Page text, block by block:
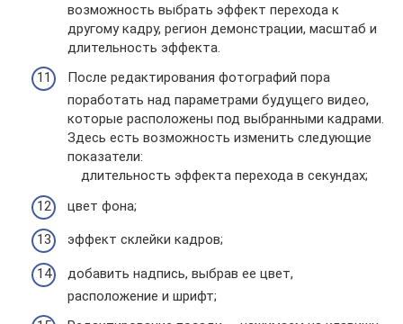
возможность выбрать эффект перехода к
другому кадру, регион демонстрации, масштаб и
длительность эффекта.
После редактирования фотографий пора
поработать над параметрами будущего видео,
которые расположены под выбранными кадрами.
Здесь есть возможность изменить следующие
показатели:
длительность эффекта перехода в секундах;
цвет фона;
эффект склейки кадров;
добавить надпись, выбрав ее цвет,
расположение и шрифт;